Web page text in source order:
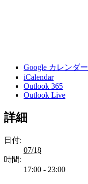
Google カレンダー
iCalendar
Outlook 365
Outlook Live
詳細
日付:
07/18
時間:
17:00 - 23:00